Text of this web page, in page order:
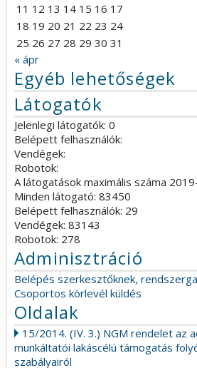
11 12 13 14 15 16 17
18 19 20 21 22 23 24
25 26 27 28 29 30 31
« ápr
Egyéb lehetőségek
Látogatók
Jelenlegi látogatók: 0
Belépett felhasználók:
Vendégek:
Robotok:
A látogatások maximális száma
Minden látogató: 83450
Belépett felhasználók: 29
Vendégek: 83143
Robotok: 278
Adminisztráció
Belépés szerkesztőknek,
Csoportos körlevél küldés
Oldalak
15/2014. (IV. 3.) NGM rendelet az
munkáltatói lakáscélú támogatás
szabályairól